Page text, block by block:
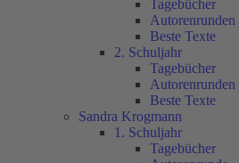
Tagebücher
Autorenrunden
Beste Texte
2. Schuljahr
Tagebücher
Autorenrunden
Beste Texte
Sandra Krogmann
1. Schuljahr
Tagebücher